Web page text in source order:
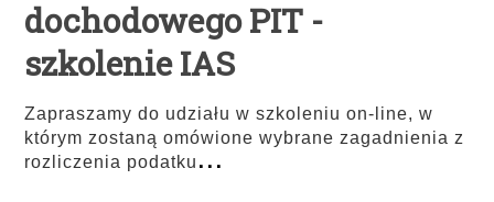
dochodowego PIT -
szkolenie IAS
Zapraszamy do udziału w szkoleniu on-line, w
którym zostaną omówione wybrane zagadnienia z
rozliczenia podatku ...